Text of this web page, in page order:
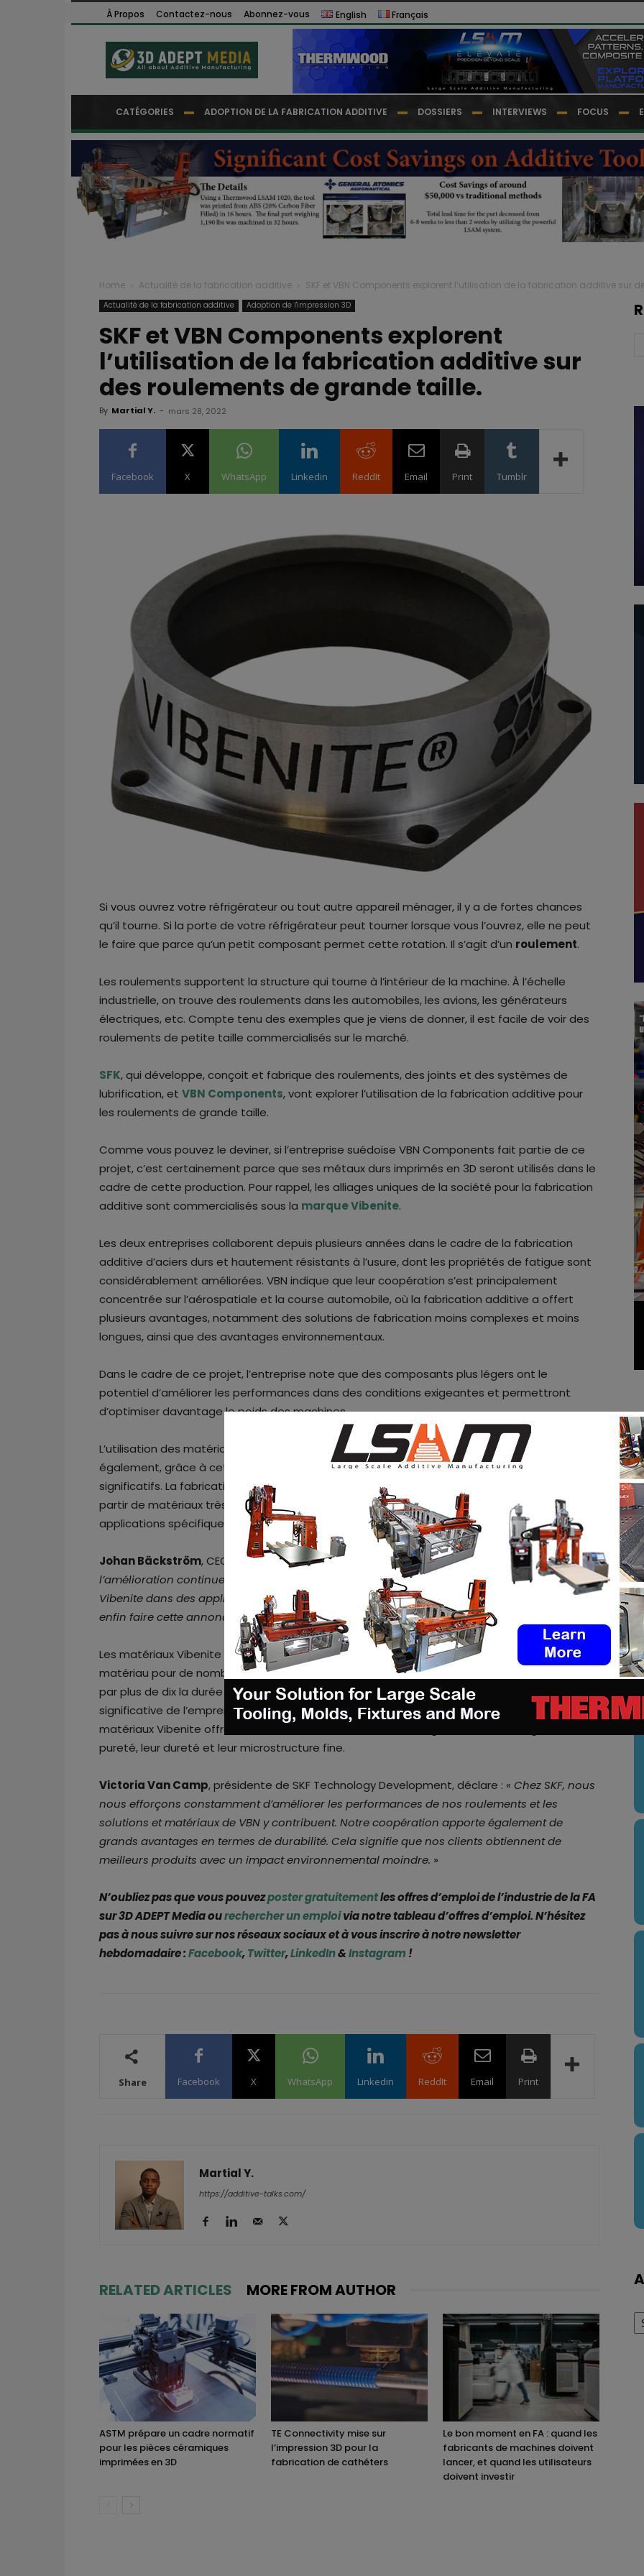
À Propos Contactez-nous Abonnez-vous English Français
CATÉGORIES ADOPTION DE LA FABRICATION ADDITIVE DOSSIERS INTERVIEWS FOCUS
Home Actualité de la fabrication additive SKF et VBN Components explorent l’utilisation de la fabrication additive sur
Actualité de la fabrication additive Adoption de l'impression 3D
SKF et VBN Components explorent
l’utilisation de la fabrication additive sur
des roulements de grande taille.
By Martial Y. - mars 28, 2022
Facebook X WhatsApp Linkedin ReddIt Email Print Tumblr
Si vous ouvrez votre réfrigérateur ou tout autre appareil ménager, il y a de fortes chances
qu’il tourne. Si la porte de votre réfrigérateur peut tourner lorsque vous l’ouvrez, elle ne peut
le faire que parce qu’un petit composant permet cette rotation. Il s’agit d’un roulement.
Les roulements supportent la structure qui tourne à l’intérieur de la machine. À l’échelle
industrielle, on trouve des roulements dans les automobiles, les avions, les générateurs
électriques, etc. Compte tenu des exemples que je viens de donner, il est facile de voir des
roulements de petite taille commercialisés sur le marché.
SFK, qui développe, conçoit et fabrique des roulements, des joints et des systèmes de
lubrification, et VBN Components, vont explorer l’utilisation de la fabrication additive pour
les roulements de grande taille.
Comme vous pouvez le deviner, si l’entreprise suédoise VBN Components fait partie de ce
projet, c’est certainement parce que ses métaux durs imprimés en 3D seront utilisés dans le
cadre de cette production. Pour rappel, les alliages uniques de la société pour la fabrication
additive sont commercialisés sous la marque Vibenite.
Les deux entreprises collaborent depuis plusieurs années dans le cadre de la fabrication
additive d’aciers durs et hautement résistants à l’usure, dont les propriétés de fatigue sont
considérablement améliorées. VBN indique que leur coopération s’est principalement
concentrée sur l’aérospatiale et la course automobile, où la fabrication additive a offert
plusieurs avantages, notamment des solutions de fabrication moins complexes et moins
longues, ainsi que des avantages environnementaux.
Dans le cadre de ce projet, l’entreprise note que des composants plus légers ont le
potentiel d’améliorer les performances dans des conditions exigeantes et permettront
d’optimiser davantage le poids des machines.
L’utilisation des matériaux Vibenite dans les composants développés par VBN et SKF devrait
également, grâce à cette coopération, apporter des avantages environnementaux
significatifs. La fabrication additive permettant de produire facilement des composants à
partir de matériaux très durs, la consommation de matériaux peut, dans certaines
applications spécifiques, être réduite de 80 à 90 %.
Johan Bäckström, CEO de VBN Components, déclare : «L’accent mis par SKF sur
l’amélioration continue de ses produits nous a donné l’occasion de tester nos matériaux
Vibenite dans des applications très exigeantes. Nous sommes vraiment heureux de pouvoir
enfin faire cette annonce après plusieurs années de coopération fructueuse.
Les matériaux Vibenite ont également le potentiel de permettre des améliorations du
matériau pour de nombreuses autres applications. VBN compte des clients qui ont multiplié
par plus de dix la durée de vie des composants, ce qui se traduit par une réduction
significative de l’empreinte CO2. En collaboration avec SKF, il a été démontré que les
matériaux Vibenite offrent une très bonne résistance à la fatigue de roulement grâce à leur
pureté, leur dureté et leur microstructure fine.
Victoria Van Camp, présidente de SKF Technology Development, déclare : « Chez SKF, nous
nous efforçons constamment d’améliorer les performances de nos roulements et les
solutions et matériaux de VBN y contribuent. Notre coopération apporte également de
grands avantages en termes de durabilité. Cela signifie que nos clients obtiennent de
meilleurs produits avec un impact environnemental moindre. »
N’oubliez pas que vous pouvezposter gratuitementles offres d’emploi de l’industrie de la FA
sur 3D ADEPT Media ourechercher un emploivia notre tableau d’offres d’emploi. N’hésitez
pas à nous suivre sur nos réseaux sociaux et à vous inscrire à notre newsletter
hebdomadaire :Facebook,Twitter,LinkedIn&Instagram !
Share Facebook X WhatsApp Linkedin ReddIt Email Print
Martial Y.
https://additive-talks.com/
RELATED ARTICLES MORE FROM AUTHOR
ASTM prépare un cadre normatif
pour les pièces céramiques
imprimées en 3D
TE Connectivity mise sur
l’impression 3D pour la
fabrication de cathéters
Le bon moment en FA : quand les
fabricants de machines doivent
lancer, et quand les utilisateurs
doivent investir